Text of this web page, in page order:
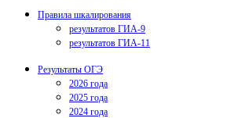
Правила шкалирования
результатов ГИА-9
результатов ГИА-11
Результаты ОГЭ
2026 года
2025 года
2024 года